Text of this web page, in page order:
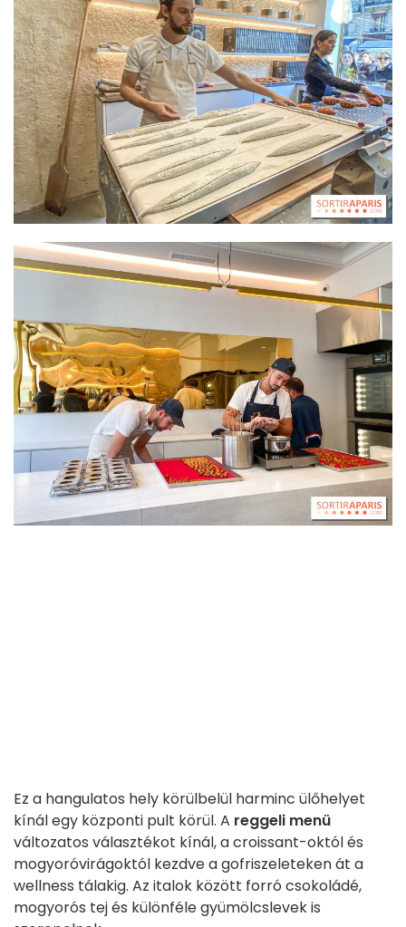
Ez a hangulatos hely körülbelül harminc ülőhelyet
kínál egy központi pult körül. A reggeli menü
változatos választékot kínál, a croissant-októl és
mogyoróvirágoktól kezdve a gofriszeleteken át a
wellness tálakig. Az italok között forró csokoládé,
mogyorós tej és különféle gyümölcslevek is